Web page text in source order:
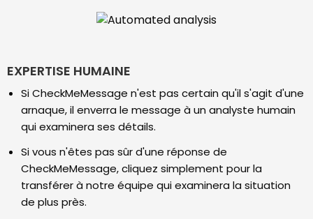
EXPERTISE HUMAINE
Si CheckMeMessage n'est pas certain qu'il s'agit d'une
arnaque, il enverra le message à un analyste humain
qui examinera ses détails.
Si vous n'êtes pas sûr d'une réponse de
CheckMeMessage, cliquez simplement pour la
transférer à notre équipe qui examinera la situation
de plus près.